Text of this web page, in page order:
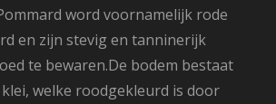
word voornamelijk rode
en zijn stevig en tanninerijk
te bewaren.De bodem bestaat
welke roodgekleurd is door